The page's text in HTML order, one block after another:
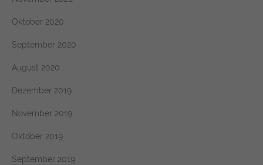
Oktober 2020
September 2020
August 2020
Dezember 2019
November 2019
Oktober 2019
September 2019